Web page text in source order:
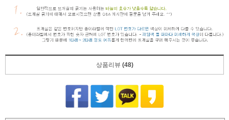
상품리뷰 (48)